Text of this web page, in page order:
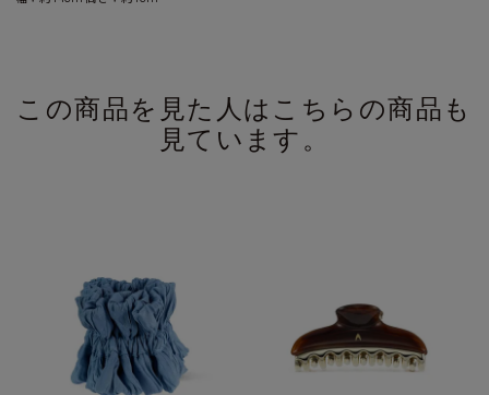
この商品を見た人はこちらの商品も
見ています。